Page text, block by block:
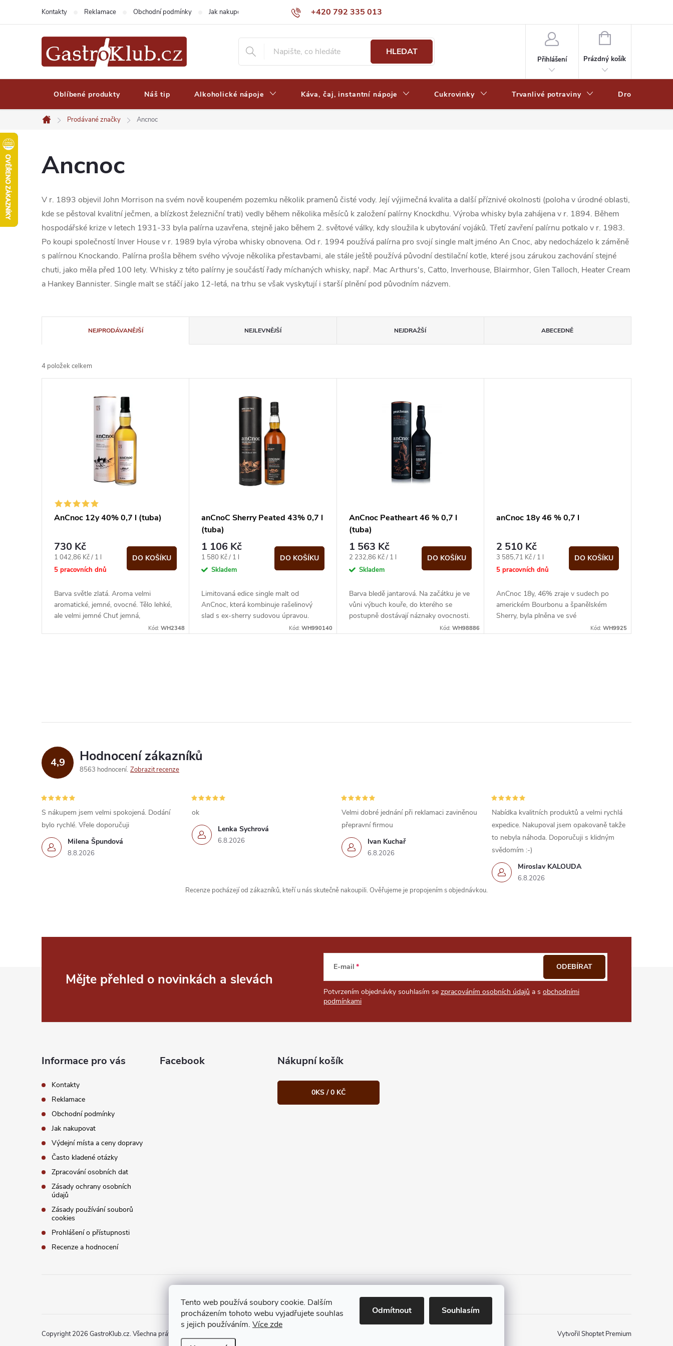
Tento web používá soubory cookie. Dalším
procházením tohoto webu vyjadřujete souhlas
s jejich používáním. Více zde
Odmítnout Souhlasím
+420 792 335 013
Kontakty Reklamace Obchodní podmínky Jak nakupovat Výdejní místa a ceny dopravy Často kladené otázky
HLEDAT
Přihlášení
NÁKUPNÍ
Prázdný košík
Oblíbené produkty Náš tip Alkoholické nápoje Káva, čaj, instantní nápoje Cukrovinky Trvanlivé potraviny Drogerie
Domů
Prodávané značky Ancnoc
Ancnoc
V r. 1893 objevil John Morrison na svém nově koupeném pozemku několik pramenů čisté vody. Její výjimečná kvalita a další příznivé okolnosti (poloha v úrodné oblasti,
kde se pěstoval kvalitní ječmen, a blízkost železniční trati) vedly během několika měsíců k založení palírny Knockdhu. Výroba whisky byla zahájena v r. 1894. Během
hospodářské krize v letech 1931-33 byla palírna uzavřena, stejně jako během 2. světové války, kdy sloužila k ubytování vojáků. Třetí zavření palírnu potkalo v r. 1983.
Po koupi společností Inver House v r. 1989 byla výroba whisky obnovena. Od r. 1994 používá palírna pro svojí single malt jméno An Cnoc, aby nedocházelo k záměně
s palírnou Knockando. Palírna prošla během svého vývoje několika přestavbami, ale stále ještě používá původní destilační kotle, které jsou zárukou zachování stejné
chuti, jako měla před 100 lety. Whisky z této palírny je součástí řady míchaných whisky, např. Mac Arthurs's, Catto, Inverhouse, Blairmhor, Glen Talloch, Heater Cream
a Hankey Bannister. Single malt se stáčí jako 12-letá, na trhu se však vyskytují i starší plnění pod původním názvem.
a
z
t
NEJPRODÁVANĚJŠÍ NEJLEVNĚJŠÍ NEJDRAŽŠÍ ABECEDNĚ
4 položek celkem
k
AnCnoc 12y 40% 0,7 l (tuba)
730 Kč
Měrná
cena:
1 042,86 Kč / 1 l
5 pracovních dnů
DO KOŠÍKU
Barva světle zlatá. Aroma velmi
aromatické, jemné, ovocné. Tělo lehké,
ale velmi jemné Chuť jemná,
smetanová, stopy vanilky. Velmi jemný
Kód:WH2348
anCnoC Sherry Peated 43% 0,7 l
(tuba)
1 106 Kč
Měrná
cena:
1 580 Kč / 1 l
Skladem
DO KOŠÍKU
Limitovaná edice single malt od
AnCnoc, která kombinuje rašelinový
slad s ex-sherry sudovou úpravou.
Kód: WH990140
AnCnoc Peatheart 46 % 0,7 l
(tuba)
1 563 Kč
Měrná
cena:
2 232,86 Kč / 1 l
Skladem
DO KOŠÍKU
Barva bledě jantarová. Na začátku je ve
vůni výbuch kouře, do kterého se
postupně dostávají náznaky ovocnosti.
Zralé hrušky a citrusové tóny...Kód: WH98886
anCnoc 18y 46 % 0,7 l
2 510 Kč
Měrná
cena:
3 585,71 Kč / 1 l
5 pracovních dnů
DO KOŠÍKU
AnCnoc 18y, 46% zraje v sudech po
americkém Bourbonu a španělském
Sherry, byla plněna ve své
nejpřirozenější podobě, bez studené
Kód: WH9925
d
a
c
í
p
r
v
4,9 Hodnocení zákazníků
8563 hodnocení Zobrazit recenze
Milena Špundová
8.8.2026
S nákupem jsem velmi spokojená. Dodání
bylo rychlé. Vřele doporučuji
Lenka Sychrová
6.8.2026
ok
Ivan Kuchař
6.8.2026
Velmi dobré jednání při reklamaci zaviněnou
přepravní firmou
Miroslav KALOUDA
6.8.2026
Nabídka kvalitních produktů a velmi rychlá
expedice. Nakupoval jsem opakovaně takže
to nebyla náhoda. Doporučuji s klidným
svědomím :-)
Recenze pocházejí od zákazníků, kteří u nás skutečně nakoupili. Ověřujeme je propojením s objednávkou.
Mějte přehled o novinkách a slevách
E-mail
Potvrzením objednávky souhlasím se zpracováním osobních údajů a s obchodními
podmínkami
ODEBÍRAT
Informace pro vás
Kontakty
Reklamace
Obchodní podmínky
Jak nakupovat
Výdejní místa a ceny dopravy
Často kladené otázky
Zpracování osobních dat
Zásady ochrany osobních
údajů
Zásady používání souborů
cookies
Prohlášení o přístupnosti
Recenze a hodnocení
Facebook Nákupní košík
0KS /0 KČ
Vytvořil Shoptet Premium
Copyright 2026 GastroKlub.cz. Všechna práva vyhrazena.